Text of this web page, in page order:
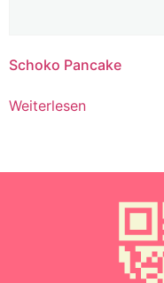
Schoko Pancake
Weiterlesen